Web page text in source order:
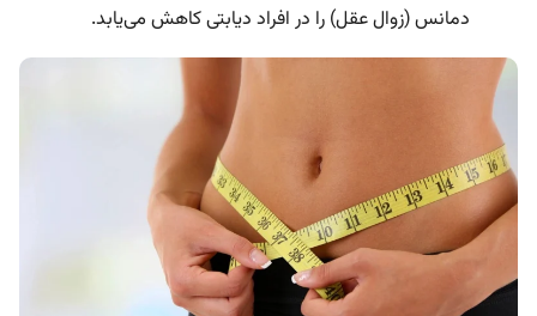
دمانس (زوال عقل) را در افراد دیابتی کاهش می‌یابد.